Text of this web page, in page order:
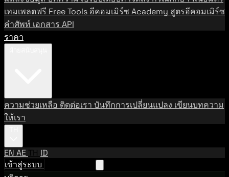
เทมเพลตฟรี Free Tools อีคอมเมิร์ซ Academy สูตรอีคอมเมิร์ซ
คำศัพท์ เอกสาร API
ราคา
ความช่วยเหลือ ติดต่อเรา บันทึกการเปลี่ยนแปลง เขียนบทความ
ให้เรา
EN AE TH ID
เข้าสู่ระบบ